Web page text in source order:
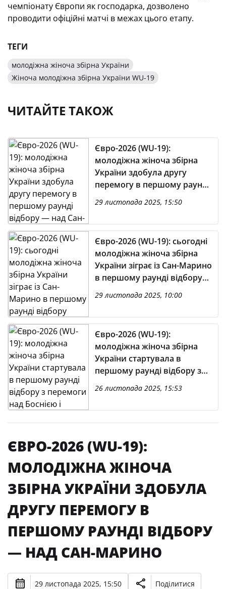
чемпіонату Європи як господарка, дозволено
проводити офіційні матчі в межах цього етапу.
ТЕГИ
молодіжна жіноча збірна України
Жіноча молодіжна збірна України WU-19
ЧИТАЙТЕ ТАКОЖ
Євро-2026 (WU-19):
молодіжна жіноча збірна
України здобула другу
перемогу в першому раунді
відбору — над Сан-Марино
29 листопада 2025, 15:50
Євро-2026 (WU-19): сьогодні
молодіжна жіноча збірна
України зіграє із Сан-Марино
в першому раунді відбору
(наживо — із 14:00 на
YouTube-каналі УАФ)
29 листопада 2025, 10:00
Євро-2026 (WU-19):
молодіжна жіноча збірна
України стартувала в
першому раунді відбору з
перемоги над Боснією і
26 листопада 2025, 15:53
ЄВРО-2026 (WU-19):
МОЛОДІЖНА ЖІНОЧА
ЗБІРНА УКРАЇНИ ЗДОБУЛА
ДРУГУ ПЕРЕМОГУ В
ПЕРШОМУ РАУНДІ ВІДБОРУ
— НАД САН-МАРИНО
29 листопада 2025, 15:50 Поділитися